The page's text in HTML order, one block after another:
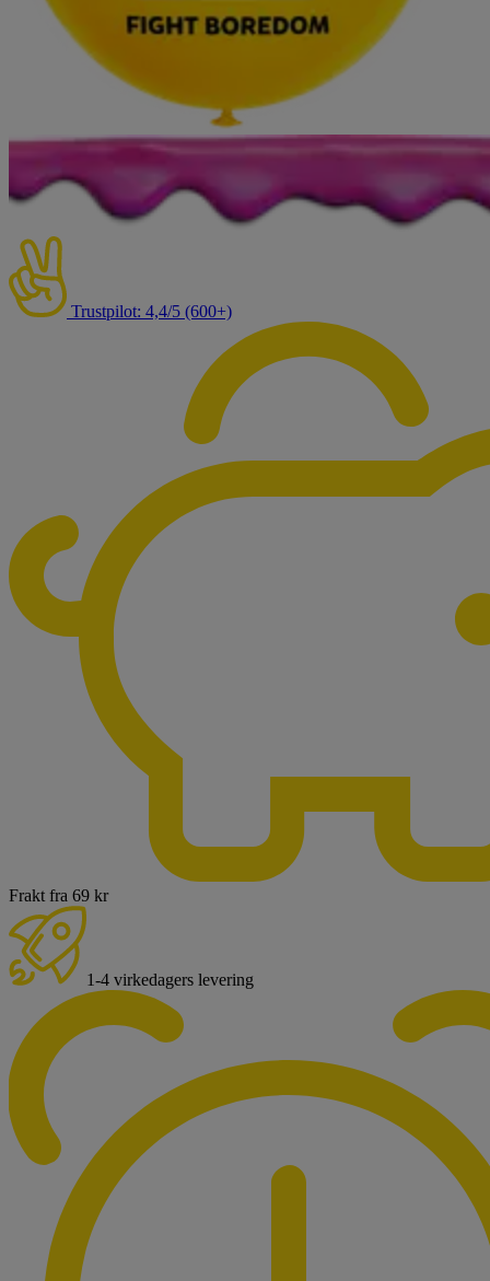
Trustpilot: 4,4/5 (600+)
Frakt fra 69 kr
1-4 virkedagers levering